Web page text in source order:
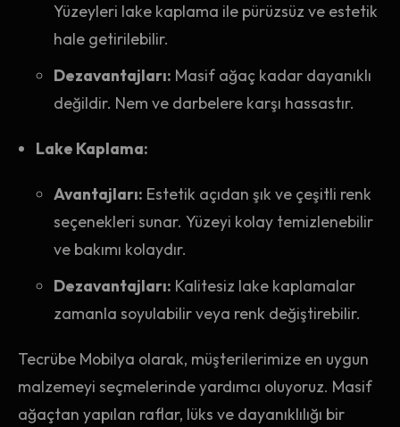
Yüzeyleri lake kaplama ile pürüzsüz ve estetik
hale getirilebilir.
Dezavantajları: Masif ağaç kadar dayanıklı
değildir. Nem ve darbelere karşı hassastır.
Lake Kaplama:
Avantajları: Estetik açıdan şık ve çeşitli renk
seçenekleri sunar. Yüzeyi kolay temizlenebilir
ve bakımı kolaydır.
Dezavantajları: Kalitesiz lake kaplamalar
zamanla soyulabilir veya renk değiştirebilir.
Tecrübe Mobilya olarak, müşterilerimize en uygun
malzemeyi seçmelerinde yardımcı oluyoruz. Masif
ağaçtan yapılan raflar, lüks ve dayanıklılığı bir